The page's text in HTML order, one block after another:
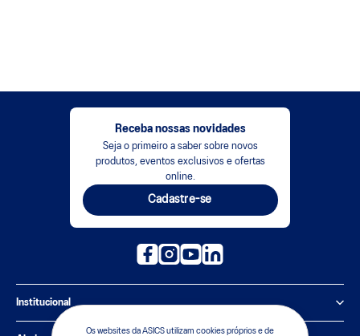
Os websites da ASICS utilizam cookies próprios e de
Receba nossas novidades
Seja o primeiro a saber sobre novos
produtos, eventos exclusivos e ofertas
online.
Cadastre-se
Institucional